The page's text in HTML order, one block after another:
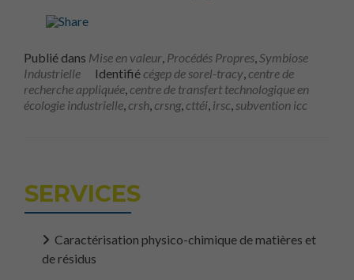
Publié dans Mise en valeur, Procédés Propres,Symbiose
Industrielle
Identifiécégep de sorel-tracy,centre de
recherche appliquée,centre de transfert technologique en
écologie industrielle,crsh,crsng,cttéi, irsc,subvention icc
SERVICES
Caractérisation physico-chimique de matières et
de résidus